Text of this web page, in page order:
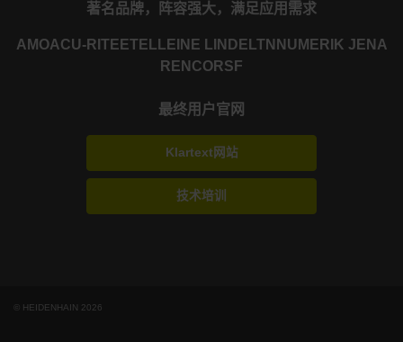
著名品牌，阵容强大，满足应用需求
AMOACU-RITE ETEL LEINE LINDE LTN NUMERIK JENA
RENCORSF
最终用户官网
Klartext网站
技术培训
© HEIDENHAIN 2026